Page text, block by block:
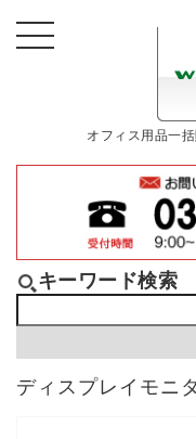
オフィス用品一
キーワード検索
ディスプレイモニ